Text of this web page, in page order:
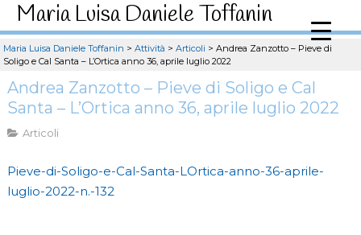
Maria Luisa Daniele Toffanin
Maria Luisa Daniele Toffanin > Attività > Articoli > Andrea Zanzotto – Pieve di
Soligo e Cal Santa – L’Ortica anno 36, aprile luglio 2022
Andrea Zanzotto – Pieve di Soligo e Cal
Santa – L’Ortica anno 36, aprile luglio 2022
Articoli
Pieve-di-Soligo-e-Cal-Santa-LOrtica-anno-36-aprile-
luglio-2022-n.-132